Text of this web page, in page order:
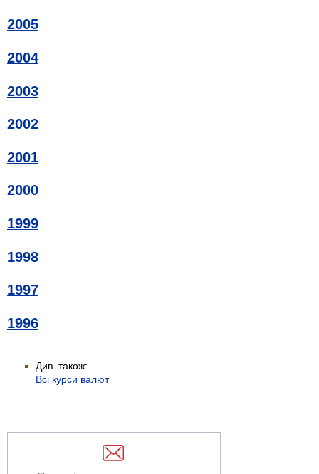
2005
2004
2003
2002
2001
2000
1999
1998
1997
1996
Див. також:
Всі курси валют